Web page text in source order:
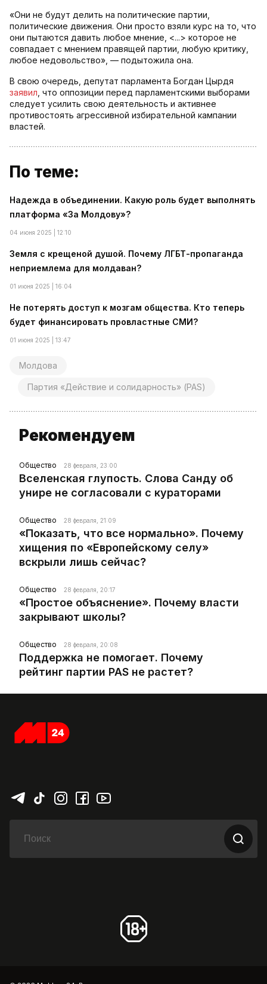
«Они не будут делить на политические партии,
политические движения. Они просто взяли курс на то, что
они пытаются давить любое мнение, <...> которое не
совпадает с мнением правящей партии, любую критику,
любое недовольство», — подытожила она.
В свою очередь, депутат парламента Богдан Цырдя
заявил , что оппозиции перед парламентскими выборами
следует усилить свою деятельность и активнее
противостоять агрессивной избирательной кампании
властей.
По теме:
Надежда в объединении. Какую роль будет выполнять
платформа «За Молдову»?
04 июня 2025 | 12:10
Земля с крещеной душой. Почему ЛГБТ-пропаганда
неприемлема для молдаван?
01 июня 2025 | 16:04
Не потерять доступ к мозгам общества. Кто теперь
будет финансировать провластные СМИ?
01 июня 2025 | 13:47
Молдова
Партия «Действие и солидарность» (PAS)
Рекомендуем
Общество 28 февраля, 23:00
Вселенская глупость. Слова Санду об
унире не согласовали с кураторами
Общество 28 февраля, 21:09
«Показать, что все нормально». Почему
хищения по «Европейскому селу»
вскрыли лишь сейчас?
Общество 28 февраля, 20:17
«Простое объяснение». Почему власти
закрывают школы?
Общество 28 февраля, 20:08
Поддержка не помогает. Почему
рейтинг партии PAS не растет?